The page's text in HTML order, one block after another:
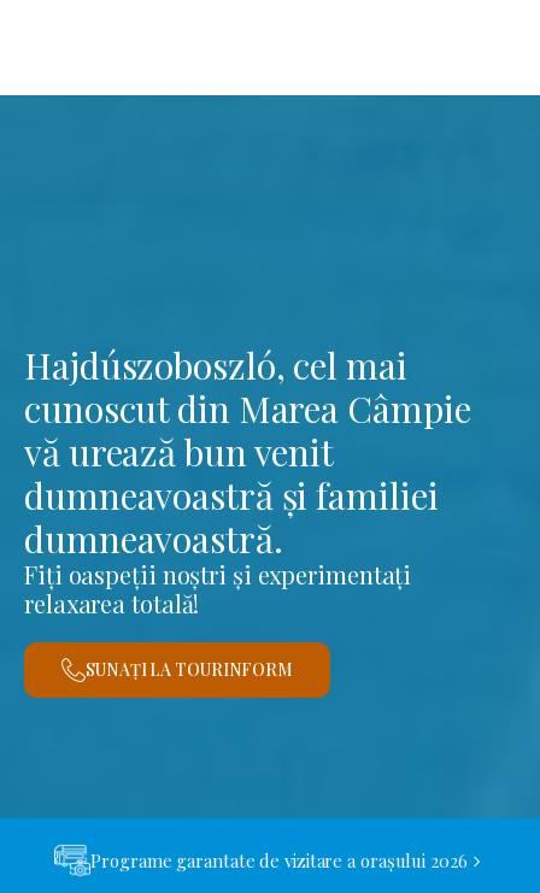
Hajdúszoboszló, cel mai
cunoscut din Marea Câmpie
vă urează bun venit
dumneavoastră și familiei
dumneavoastră.
Fiți oaspeții noștri și experimentați
relaxarea totală!
SUNAȚI LA TOURINFORM
Programe garantate de vizitare a orașului 2026